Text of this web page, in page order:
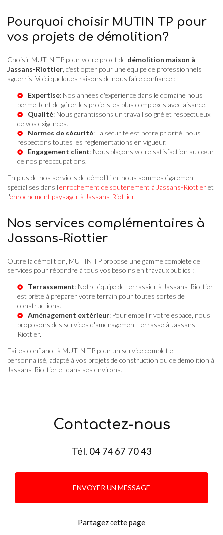
Pourquoi choisir MUTIN TP pour
vos projets de démolition?
Choisir MUTIN TP pour votre projet de démolition maison à
Jassans-Riottier , c'est opter pour une équipe de professionnels
aguerris. Voici quelques raisons de nous faire confiance :
Expertise: Nos années d'expérience dans le domaine nous
permettent de gérer les projets les plus complexes avec aisance.
Qualité: Nous garantissons un travail soigné et respectueux
de vos exigences.
Normes de sécurité: La sécurité est notre priorité, nous
respectons toutes les réglementations en vigueur.
Engagement client: Nous plaçons votre satisfaction au cœur
de nos préoccupations.
En plus de nos services de démolition, nous sommes également
spécialisés dans l'enrochement de soutènement à Jassans-Riottieret
l'enrochement paysager à Jassans-Riottier.
Nos services complémentaires à
Jassans-Riottier
Outre la démolition, MUTIN TP propose une gamme complète de
services pour répondre à tous vos besoins en travaux publics :
Terrassement: Notre équipe de terrassier à Jassans-Riottier
est prête à préparer votre terrain pour toutes sortes de
constructions.
Aménagement extérieur: Pour embellir votre espace, nous
proposons des services d'amenagement terrasse à Jassans-
Riottier.
Faites confiance à MUTIN TP pour un service complet et
personnalisé, adapté à vos projets de construction ou de démolition à
Jassans-Riottier et dans ses environs.
Contactez-nous
Tél. 04 74 67 70 43
ENVOYER UN MESSAGE
Partagez cette page